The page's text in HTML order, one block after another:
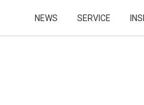
NEWS
SERVICE